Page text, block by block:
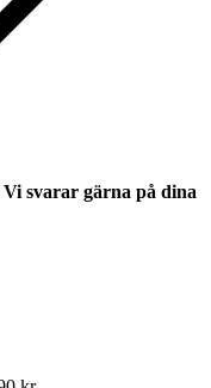
svarar gärna på dina